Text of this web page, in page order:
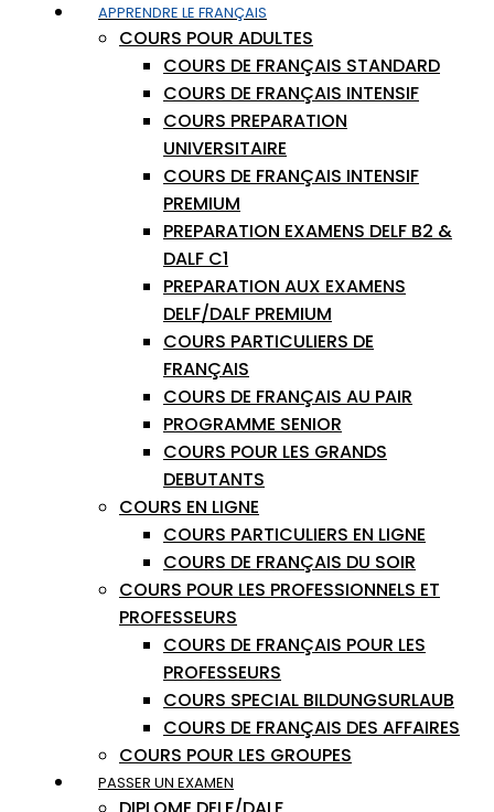
APPRENDRE LE FRANÇAIS
COURS POUR ADULTES
COURS DE FRANÇAIS STANDARD
COURS DE FRANÇAIS INTENSIF
COURS PREPARATION
UNIVERSITAIRE
COURS DE FRANÇAIS INTENSIF
PREMIUM
PREPARATION EXAMENS DELF B2 &
DALF C1
PREPARATION AUX EXAMENS
DELF/DALF PREMIUM
COURS PARTICULIERS DE
FRANÇAIS
COURS DE FRANÇAIS AU PAIR
PROGRAMME SENIOR
COURS POUR LES GRANDS
DEBUTANTS
COURS EN LIGNE
COURS PARTICULIERS EN LIGNE
COURS DE FRANÇAIS DU SOIR
COURS POUR LES PROFESSIONNELS ET
PROFESSEURS
COURS DE FRANÇAIS POUR LES
PROFESSEURS
COURS SPECIAL BILDUNGSURLAUB
COURS DE FRANÇAIS DES AFFAIRES
COURS POUR LES GROUPES
PASSER UN EXAMEN